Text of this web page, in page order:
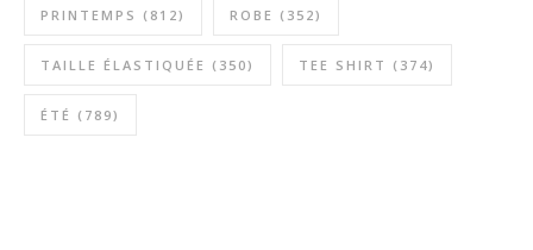
PRINTEMPS (812) ROBE (352)
TAILLE ÉLASTIQUÉE (350) TEE SHIRT (374)
ÉTÉ (789)